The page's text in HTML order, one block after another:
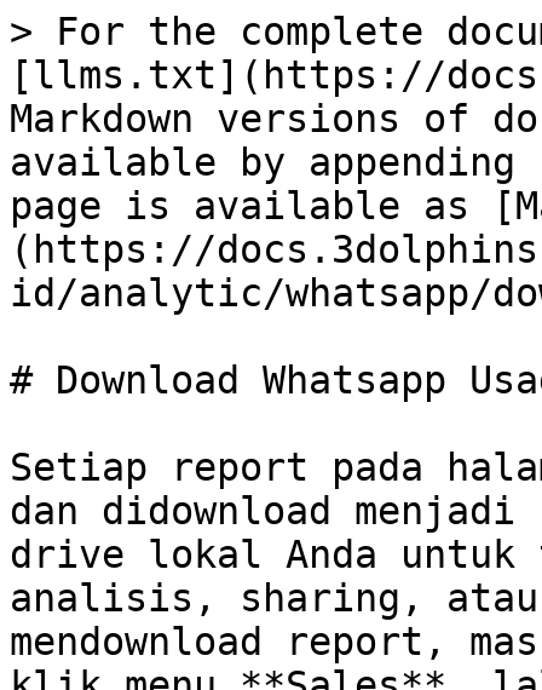
> For the complete
[llms.txt](https://
Markdown versions of
available by
page is available as
(https://
id/analytic/whatsapp/
# Download Whatsapp
Setiap report pada
dan didownload
drive lokal Anda
analisis, sharing, atau
mendownload report,